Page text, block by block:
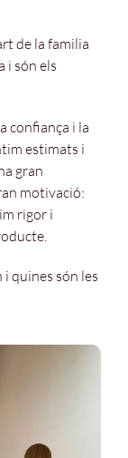
de la familia
i són els
confiança i la
estimats i
gran
motivació:
rigor i
quines són les